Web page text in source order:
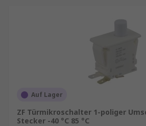
Auf Lager
ZF Türmikroschalter 1-poliger
Stecker -40 °C 85 °C